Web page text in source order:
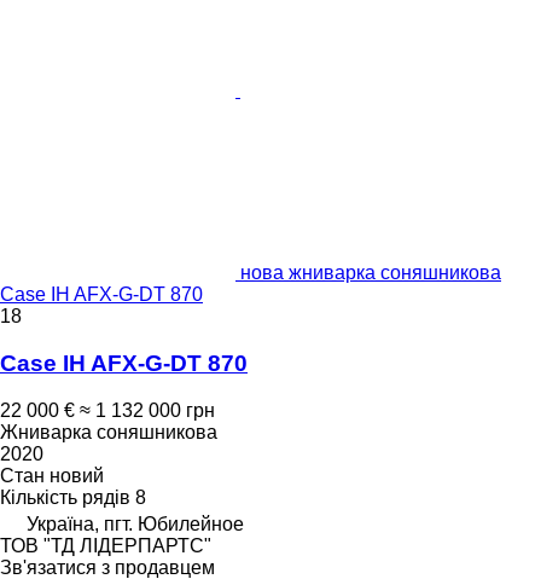
нова жниварка соняшникова
Case IH AFX-G-DT 870
18
Case IH AFX-G-DT 870
22 000 € ≈ 1 132 000 грн
Жниварка соняшникова
2020
Стан новий
Кількість рядів 8
Україна, пгт. Юбилейное
ТОВ "ТД ЛІДЕРПАРТС"
Зв'язатися з продавцем